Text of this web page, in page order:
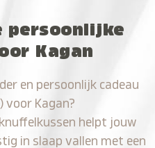
persoonlijke
Kagan
en persoonlijk cadeau
voor Kagan?
helpt jouw
in slaap vallen met een